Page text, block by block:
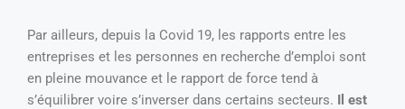
Par ailleurs, depuis la Covid 19, les rapports entre les
entreprises et les personnes en recherche d’emploi sont
en pleine mouvance et le rapport de force tend à
s’équilibrer voire s’inverser dans certains secteurs. Il est